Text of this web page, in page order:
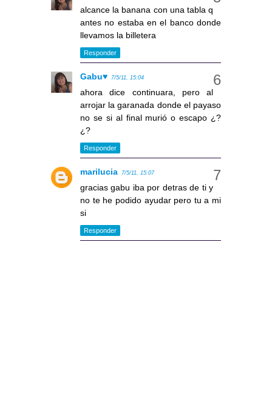
alcance la banana con una tabla q
antes no estaba en el banco donde
llevamos la billetera
Responder
Gabu♥ 7/5/11, 15:04
ahora dice continuara, pero al
arrojar la garanada donde el payaso
no se si al final murió o escapo ¿?
¿?
Responder
marilucia 7/5/11, 15:07
gracias gabu iba por detras de ti y
no te he podido ayudar pero tu a mi
si
Responder